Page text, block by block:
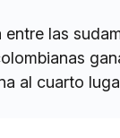
las
al cuarto